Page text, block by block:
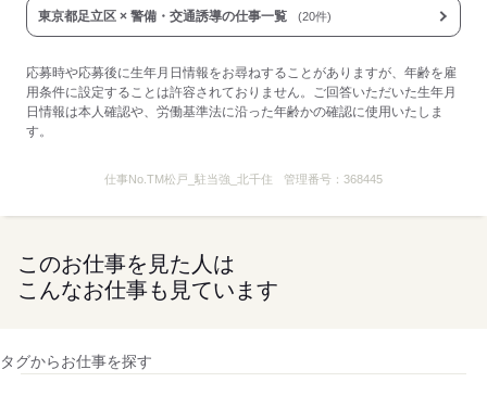
東京都足立区 × 警備・交通誘導の仕事一覧 (20件)
応募時や応募後に生年月日情報をお尋ねすることがありますが、年齢を雇
用条件に設定することは許容されておりません。ご回答いただいた生年月
日情報は本人確認や、労働基準法に沿った年齢かの確認に使用いたしま
す。
仕事No.TM松戸_駐当強_北千住 管理番号： 368445
このお仕事を見た人は
こんなお仕事も見ています
タグからお仕事を探す